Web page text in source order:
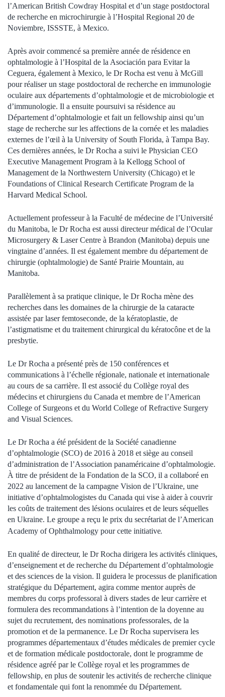
l’American British Cowdray Hospital et d’un stage postdoctoral
de recherche en microchirurgie à l’Hospital Regional 20 de
Noviembre, ISSSTE, à Mexico.
Après avoir commencé sa première année de résidence en
ophtalmologie à l’Hospital de la Asociación para Evitar la
Ceguera, également à Mexico, le Dr Rocha est venu à McGill
pour réaliser un stage postdoctoral de recherche en immunologie
oculaire aux départements d’ophtalmologie et de microbiologie et
d’immunologie. Il a ensuite poursuivi sa résidence au
Département d’ophtalmologie et fait un fellowship ainsi qu’un
stage de recherche sur les affections de la cornée et les maladies
externes de l’œil à la University of South Florida, à Tampa Bay.
Ces dernières années, le Dr Rocha a suivi le Physician CEO
Executive Management Program à la Kellogg School of
Management de la Northwestern University (Chicago) et le
Foundations of Clinical Research Certificate Program de la
Harvard Medical School.
Actuellement professeur à la Faculté de médecine de l’Université
du Manitoba, le Dr Rocha est aussi directeur médical de l’Ocular
Microsurgery & Laser Centre à Brandon (Manitoba) depuis une
vingtaine d’années. Il est également membre du département de
chirurgie (ophtalmologie) de Santé Prairie Mountain, au
Manitoba.
Parallèlement à sa pratique clinique, le Dr Rocha mène des
recherches dans les domaines de la chirurgie de la cataracte
assistée par laser femtoseconde, de la kératoplastie, de
l’astigmatisme et du traitement chirurgical du kératocône et de la
presbytie.
Le Dr Rocha a présenté près de 150 conférences et
communications à l’échelle régionale, nationale et internationale
au cours de sa carrière. Il est associé du Collège royal des
médecins et chirurgiens du Canada et membre de l’American
College of Surgeons et du World College of Refractive Surgery
and Visual Sciences.
Le Dr Rocha a été président de la Société canadienne
d’ophtalmologie (SCO) de 2016 à 2018 et siège au conseil
d’administration de l’Association panaméricaine d’ophtalmologie.
À titre de président de la Fondation de la SCO, il a collaboré en
2022 au lancement de la campagne Vision de l’Ukraine, une
initiative d’ophtalmologistes du Canada qui vise à aider à couvrir
les coûts de traitement des lésions oculaires et de leurs séquelles
en Ukraine. Le groupe a reçu le prix du secrétariat de l’American
Academy of Ophthalmology pour cette initiative.
En qualité de directeur, le Dr Rocha dirigera les activités cliniques,
d’enseignement et de recherche du Département d’ophtalmologie
et des sciences de la vision. Il guidera le processus de planification
stratégique du Département, agira comme mentor auprès de
membres du corps professoral à divers stades de leur carrière et
formulera des recommandations à l’intention de la doyenne au
sujet du recrutement, des nominations professorales, de la
promotion et de la permanence. Le Dr Rocha supervisera les
programmes départementaux d’études médicales de premier cycle
et de formation médicale postdoctorale, dont le programme de
résidence agréé par le Collège royal et les programmes de
fellowship, en plus de soutenir les activités de recherche clinique
et fondamentale qui font la renommée du Département.